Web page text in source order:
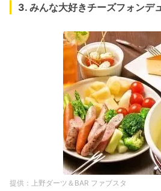
3. みんな大好きチーズフォンデ
上野ダーツ＆BAR ファブスタ